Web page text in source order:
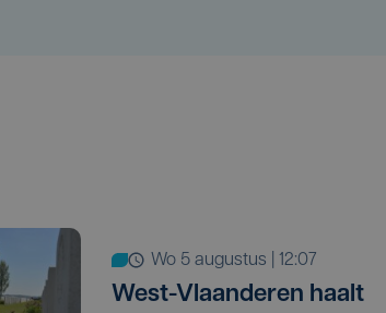
wo 5 augustus | 12:07
West-Vlaanderen haalt